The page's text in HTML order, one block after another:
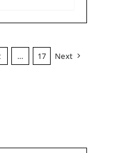
… 17 Next